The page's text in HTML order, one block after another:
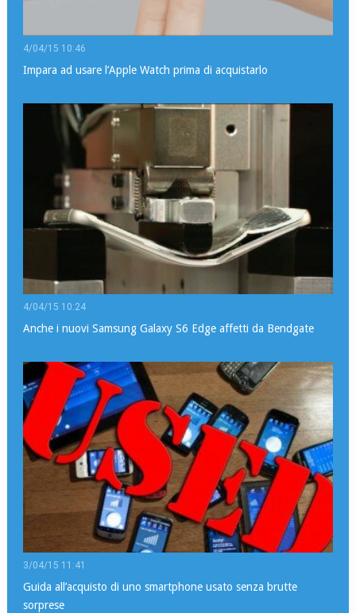
4/04/15 10:46
Impara ad usare l’Apple Watch prima di acquistarlo
4/04/15 10:24
Anche i nuovi Samsung Galaxy S6 Edge affetti da Bendgate
3/04/15 11:41
Guida all’acquisto di uno smartphone usato senza brutte
sorprese